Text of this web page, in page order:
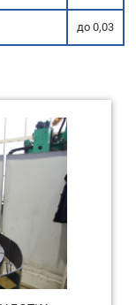
до 0,03